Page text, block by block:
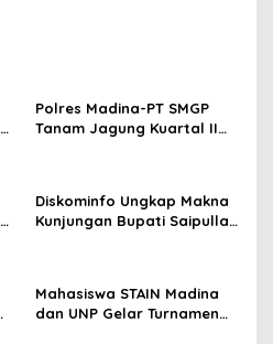
Polres Madina-PT SMGP
Tanam Jagung Kuartal II
Diskominfo Ungkap Makna
Kunjungan Bupati Saipullah
Mahasiswa STAIN Madina
dan UNP Gelar Turnamen